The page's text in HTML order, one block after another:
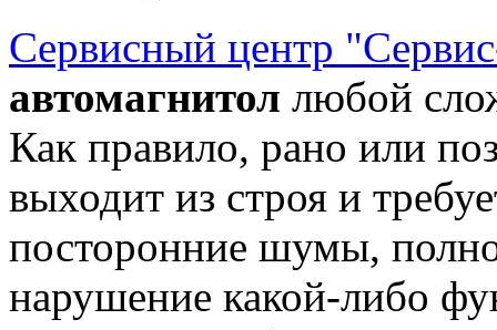
Сервисный центр
автомагнитол любой
Как правило, рано или
выходит из строя и
посторонние шумы,
нарушение какой-либо